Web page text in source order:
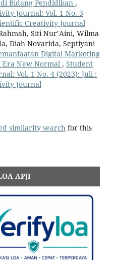
Bidang Pendidikan ,
Journal: Vol. 1 No. 3
Creativity Journal
Siti Nur’Aini, Wilma
Diah Novarida, Septiyani
Digital Marketing
Era New Normal , Student
Vol. 1 No. 4 (2023): Juli :
Journal
similarity search for this
APJI